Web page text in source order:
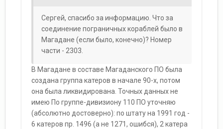
Сергей, спасибо за информацию. Что за
соединение пограничных кораблей было в
Магадане (если было, конечно)? Номер
части - 2303.
В Магадане в составе Магаданского ПО была
создана группа катеров в начале 90-х, потом
она была ликвидирована. Точных данных не
имею По группе-дивизиону 110 ПО уточняю
(абсолютно достоверно): по штату на 1991 год -
6 катеров пр. 1496 (а не 1271, ошибся), 2 катера